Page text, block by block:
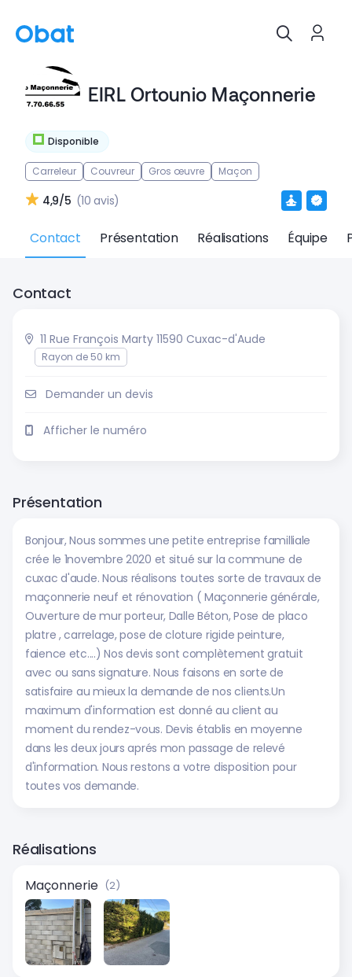
Disponible
EIRL Ortounio Maçonnerie
Carreleur Couvreur Gros œuvre Maçon
4,9/5 (10 avis)
Contact Présentation Réalisations Équipe
Contact
11 Rue François Marty 11590 Cuxac-d'Aude
Rayon de 50 km
Demander un devis
Afficher le numéro
Présentation
Bonjour, Nous sommes une petite entreprise familliale
crée le 1novembre 2020 et situé sur la commune de
cuxac d'aude. Nous réalisons toutes sorte de travaux de
maçonnerie neuf et rénovation ( Maçonnerie générale,
Ouverture de mur porteur, Dalle Béton, Pose de placo
platre , carrelage, pose de cloture rigide peinture,
faience etc....) Nos devis sont complètement gratuit
avec ou sans signature. Nous faisons en sorte de
satisfaire au mieux la demande de nos clients.Un
maximum d'information est donné au client au
moment du rendez-vous. Devis établis en moyenne
dans les deux jours aprés mon passage de relevé
d'information. Nous restons a votre disposition pour
toutes vos demande.
Réalisations
Maçonnerie (2)